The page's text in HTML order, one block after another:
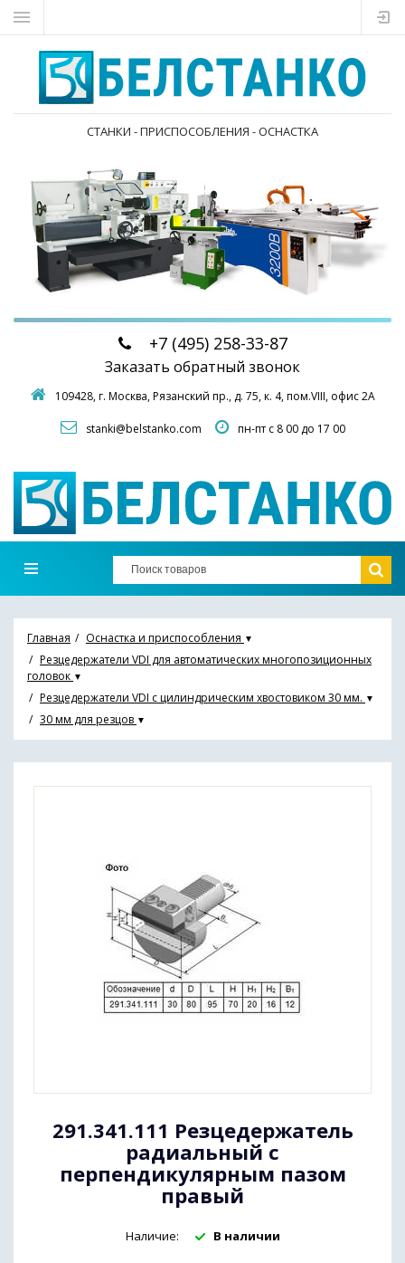
СТАНКИ - ПРИСПОСОБЛЕНИЯ - ОСНАСТКА
+7 (495)258-33-87
Заказать обратный звонок
109428, г. Москва,Рязанский пр., д. 75, к. 4, пом.VIII, офис 2А
stanki@belstanko.com пн-пт с 8 00 до 17 00
Главная Оснастка и приспособления ▼
Резцедержатели VDI для автоматических многопозиционных
головок ▼
Резцедержатели VDI с цилиндрическим хвостовиком 30 мм. ▼
30 мм для резцов ▼
291.341.111 Резцедержатель
радиальный с
перпендикулярным пазом
правый
Наличие: В наличии